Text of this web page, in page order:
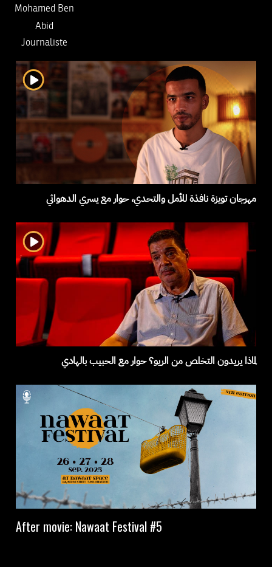
Mohamed Ben
Abid
Journaliste
مهرجان تويزة نافذة للأمل والتحدي، حوار مع يسري الدهواثي
لماذا يريدون التخلص من الريو؟ حوار مع الحبيب بالهادي
After movie: Nawaat Festival #5